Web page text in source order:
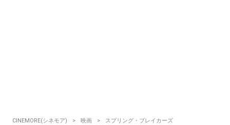
CINEMORE(シネモア) 映画
スプリング・ブレイカーズ